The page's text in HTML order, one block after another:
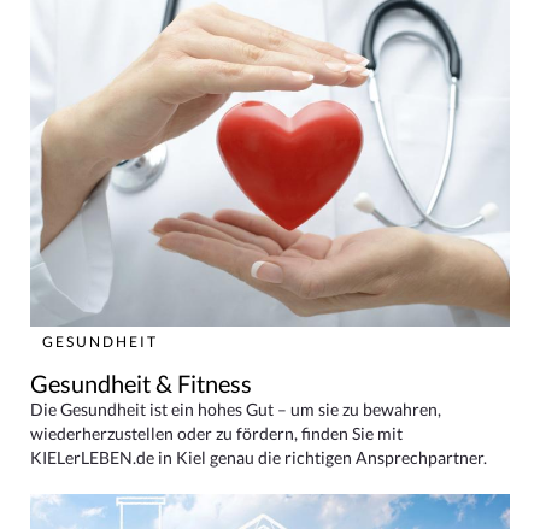
GESUNDHEIT
Gesundheit & Fitness
Die Gesundheit ist ein hohes Gut – um sie zu bewahren,
wiederherzustellen oder zu fördern, finden Sie mit
KIELerLEBEN.de in Kiel genau die richtigen Ansprechpartner.